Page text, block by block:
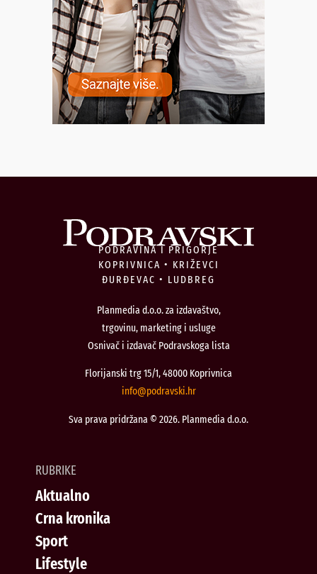
PODRAVINA I PRIGORJE
KOPRIVNICA • KRIŽEVCI
ĐURĐEVAC • LUDBREG
Planmedia d.o.o. za izdavaštvo,
trgovinu, marketing i usluge
Osnivač i izdavač Podravskoga lista
Florijanski trg 15/1, 48000 Koprivnica
rh.iksvardop
@ofni
Sva prava pridržana © 2026. Planmedia d.o.o.
RUBRIKE
Aktualno
Crna kronika
Sport
Lifestyle